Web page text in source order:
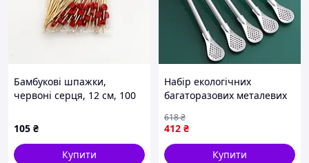
Бамбукові шпажки,
червоні серця, 12 см, 100
105 ₴
Купити
Набір екологічних
багаторазових металевих
коктейлів 5 шт 18 см
FLAME
412 ₴
618₴
Купити